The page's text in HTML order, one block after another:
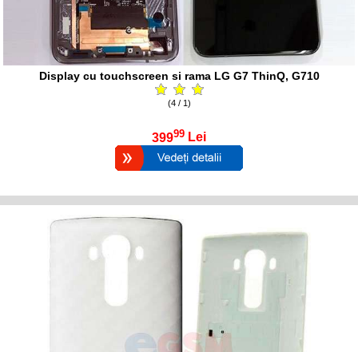
Display cu touchscreen si rama LG G7 ThinQ, G710
(4 / 1)
39999 Lei